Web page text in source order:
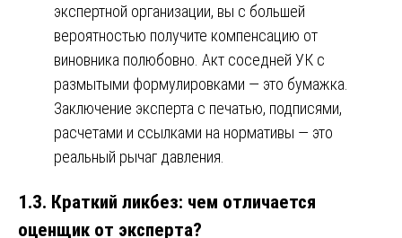
экспертной организации, вы с большей
вероятностью получите компенсацию от
виновника полюбовно. Акт соседней УК с
размытыми формулировками — это бумажка.
Заключение эксперта с печатью, подписями,
расчетами и ссылками на нормативы — это
реальный рычаг давления.
1.3. Краткий ликбез: чем отличается
оценщик от эксперта?